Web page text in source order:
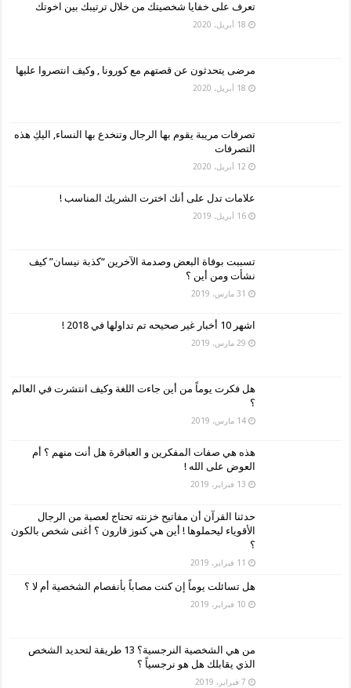
تعرف على خفايا شخصيتك من خلال ترتيبك بين اخوتك
18 أبريل، 2020
مرضى يتحدثون عن قصتهم مع كورونا , وكيف انتصروا عليها
18 أبريل، 2020
تصرفات مريبة يقوم بها الرجال وتنخدع بها النساء, اليكِ هذه
التصرفات
12 أبريل، 2020
علامات تدل على أنك اخترت الشريك المناسب !
16 أبريل، 2019
تسببت بوفاة البعض وصدمة الآخرين “كذبة نيسان” كيف
نشأت ومن أين ؟
31 مارس، 2019
اشهر 10 أخبار غير صحيحه تم تداولها في 2018 !
29 مارس، 2019
هل فكرت يوماً من أين جاءت اللغة وكيف انتشرت في العالم
؟
14 مارس، 2019
هذه هي صفات المفكرين و العباقرة هل أنت منهم ؟ أم
العوض على الله !
13 فبراير، 2019
حدثنا القرآن أن مفاتيح خزنته تحتاج لعصبة من الرجال
الأقوياء ليحملوها ! أين هي كنوز قارون ؟ أغنى شخص بالكون
؟
11 فبراير، 2019
هل تسائلت يوماً إن كنت مصاباً بأنفصام الشخصية أم لا ؟
10 فبراير، 2019
من هي الشخصية النرجسية؟ 13 طريقة لتحديد الشخص
الذي يقابلك هل هو نرجسياً ؟
7 فبراير، 2019